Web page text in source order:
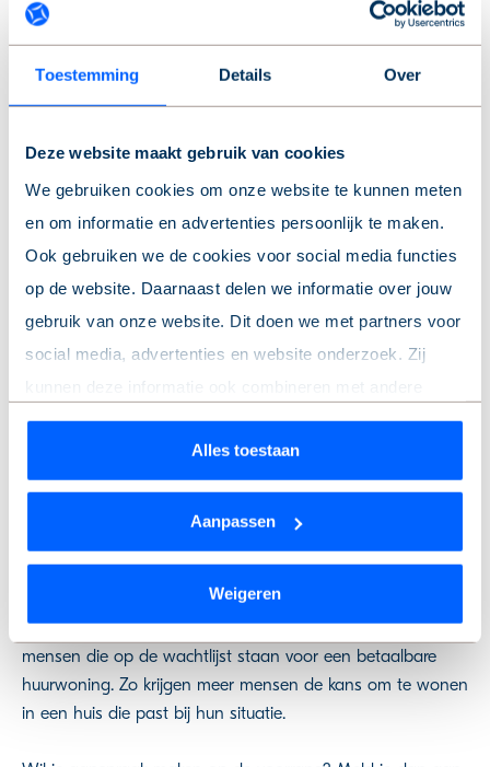
Toestemming Details Over
Deze website maakt gebruik van cookies
We gebruiken cookies om onze website te kunnen meten
en om informatie en advertenties persoonlijk te maken.
Ook gebruiken we de cookies voor social media functies
op de website. Daarnaast delen we informatie over jouw
gebruik van onze website. Dit doen we met partners voor
social media, advertenties en website onderzoek. Zij
kunnen deze informatie ook combineren met andere
informatie die je hebt gedeeld of die ze hebben verzameld
op basis van jouw gebruik van hun services.
Wil je je keuze aanpassen of je toestemming intrekken?
Dat kan op elk moment via de link ‘cookieverklaring’
We werken samen met9 derdendie uw gegevens
kunnen ontvangen en verwerken.
Alles toestaan
Aanpassen
Weigeren
gebruik door eerstegraads familielid), welke persoon daar
- Verkoper verkoopt met anti-speculatiebeding (niet
jaar);
Alliantie/voordeel overdrachtsbelasting voor verkoper;
- Niet bewoning-, asbest en ouderdomsclausule van
toepassing;
- Verkoper behoudt zich het recht van gunning voor tot
tekenen van de koopakte;
- Oplevering per direct.
VOORRANGSREGELING DE ALLIANTIE
Als sociale huurder (bij de Alliantie of een andere
corporatie) krijg je vaak voorrangop de koopwoningen
doen wij, omdat wij streven naar een passende woning
voor zoveel mogelijk mensen. De woning die wordt
achtergelaten kan dan weer aangeboden worden aan
mensen die op de wachtlijst staan voor een betaalbare
huurwoning. Zo krijgen meer mensen de kans om te wonen
in een huis die past bij hun situatie.